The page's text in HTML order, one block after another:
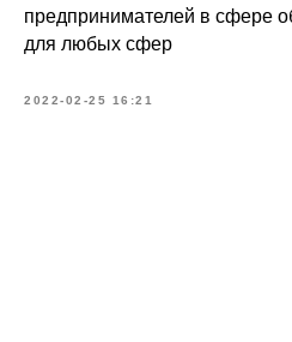
предпринимателей в сфере
для любых сфер
2022-02-25 16:21